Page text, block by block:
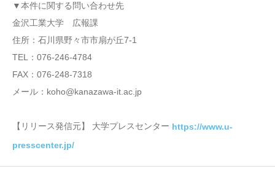
▼本件に関する問い合わせ先
金沢工業大学 広報課
住所：石川県野々市市扇が丘7-1
TEL：076-246-4784
FAX：076-248-7318
メール：koho@kanazawa-it.ac.jp
【リリース発信元】 大学プレスセンター https://www.u-
presscenter.jp/